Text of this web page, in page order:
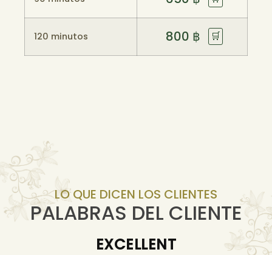
120 minutos 800 ฿ 🛒
LO QUE DICEN LOS CLIENTES
PALABRAS DEL CLIENTE
EXCELLENT